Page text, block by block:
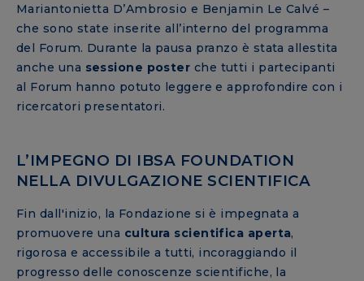
Mariantonietta D’Ambrosio e Benjamin Le Calvé –
che sono state inserite all’interno del programma
del Forum. Durante la pausa pranzo è stata allestita
anche una sessione poster che tutti i partecipanti
al Forum hanno potuto leggere e approfondire con i
ricercatori presentatori.
L’IMPEGNO DI IBSA FOUNDATION
NELLA DIVULGAZIONE SCIENTIFICA
Fin dall'inizio, la Fondazione si è impegnata a
promuovere una cultura scientifica aperta,
rigorosa e accessibile a tutti, incoraggiando il
progresso delle conoscenze scientifiche, la